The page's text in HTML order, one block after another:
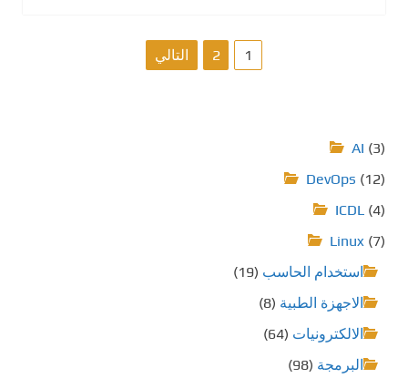
ص
ف
ح
ت
1
2 التالي
AI (3)
DevOps (12)
ICDL (4)
Linux (7)
استخدام الحاسب (19)
الاجهزة الطبية (8)
الالكترونيات (64)
البرمجة (98)